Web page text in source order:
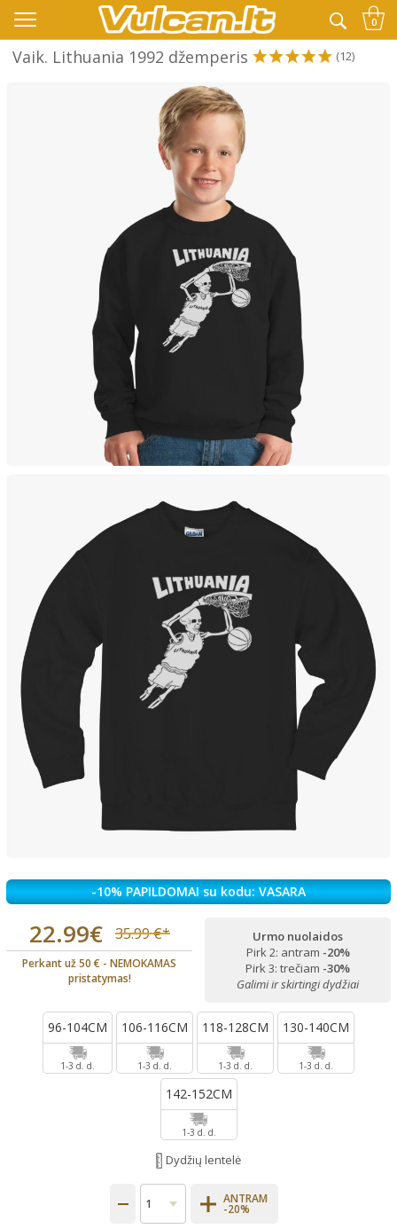
👉 -10% KODAS VISKAM PAPILDOMAI: VASARA 0
Vaik. Lithuania 1992 džemperis (12)
-10% PAPILDOMAI su kodu: VASARA
22.99€ 35.99 €*
Perkant už 50 € - NEMOKAMAS
pristatymas!
Urmo nuolaidos
Pirk 2: antram -20%
Pirk 3: trečiam -30%
Galimi ir skirtingi dydžiai
96-104CM
1-3 d. d.
106-116CM
1-3 d. d.
118-128CM
1-3 d. d.
130-140CM
1-3 d. d.
142-152CM
1-3 d. d.
Dydžių lentelė
ANTRAM
-20%